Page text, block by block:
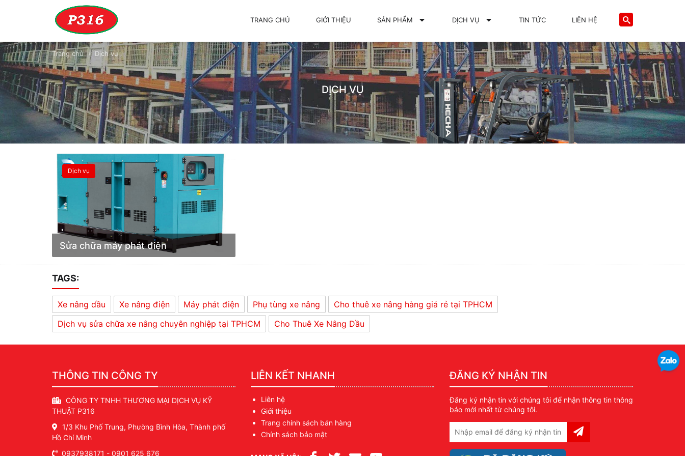
TRANG CHỦ GIỚI THIỆU SẢN PHẨM DỊCH VỤ TIN TỨC LIÊN HỆ
Trang chủ Dịch vụ
DỊCH VỤ
Sửa chữa máy phát điện
Komatsu, Isuzu, Cummins, Hyuundai... Nhận
sửa chữa tủ điện ATS, lắp đặt mới tủ điện ATS
Dịch vụ
TAGS:
Xe nâng dầu Xe nâng điện Máy phát điện Phụ tùng xe nâng
Cho thuê xe nâng hàng giá rẻ tại TPHCM
Dịch vụ sửa chữa xe nâng chuyên nghiệp tại TPHCM
Cho Thuê Xe Nâng Dầu
THÔNG TIN CÔNG TY
CÔNG TY TNHH THƯƠNG MẠI DỊCH VỤ KỸ
THUẬT P316
1/3 Khu Phố Trung, Phường Bình Hòa, Thành phố
Hồ Chí Minh
0937938171 - 0901 625 676
LIÊN KẾT NHANH
Liên hệ
Giới thiệu
Trang chính sách bán hàng
Chính sách bảo mật
ĐĂNG KÝ NHẬN TIN
Đăng ký nhận tin với chúng tôi để nhận thông tin thông
báo mới nhất từ chúng tôi.